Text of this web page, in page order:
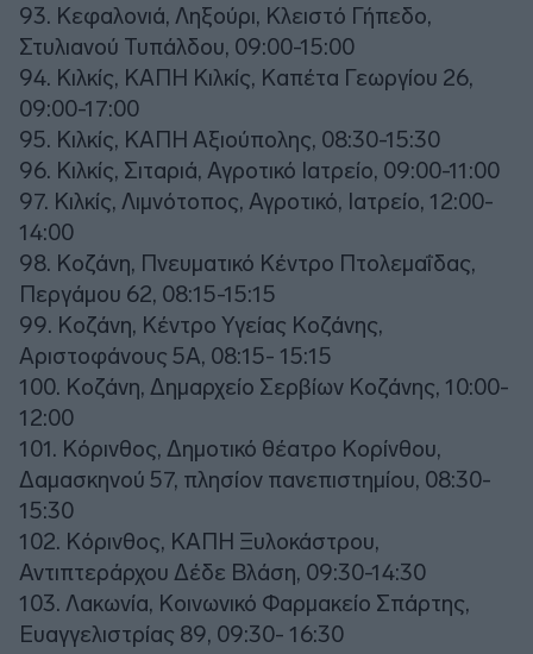
93. Κεφαλονιά, Ληξούρι, Κλειστό Γήπεδο,
Στυλιανού Τυπάλδου, 09:00-15:00
94. Κιλκίς, ΚΑΠΗ Κιλκίς, Καπέτα Γεωργίου 26,
09:00-17:00
95. Κιλκίς, ΚΑΠΗ Αξιούπολης, 08:30-15:30
96. Κιλκίς, Σιταριά, Αγροτικό Ιατρείο, 09:00-11:00
97. Κιλκίς, Λιμνότοπος, Αγροτικό, Ιατρείο, 12:00-
14:00
98. Κοζάνη, Πνευματικό Κέντρο Πτολεμαΐδας,
Περγάμου 62, 08:15-15:15
99. Κοζάνη, Κέντρο Υγείας Κοζάνης,
Αριστοφάνους 5Α, 08:15- 15:15
100. Κοζάνη, Δημαρχείο Σερβίων Κοζάνης, 10:00-
12:00
101. Κόρινθος, Δημοτικό θέατρο Κορίνθου,
Δαμασκηνού 57, πλησίον πανεπιστημίου, 08:30-
15:30
102. Κόρινθος, ΚΑΠΗ Ξυλοκάστρου,
Αντιπτεράρχου Δέδε Βλάση, 09:30-14:30
103. Λακωνία, Κοινωνικό Φαρμακείο Σπάρτης,
Ευαγγελιστρίας 89, 09:30- 16:30